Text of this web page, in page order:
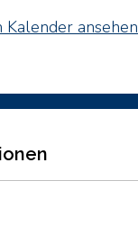
ansehen